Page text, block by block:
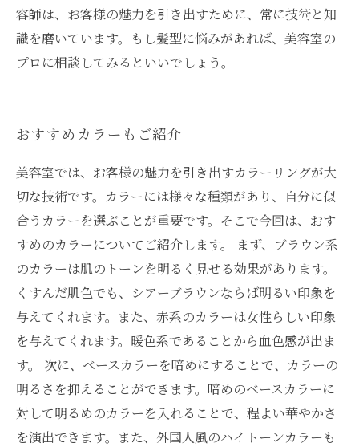
容師は、お客様の魅力を引き出すために、常に技術と知
識を磨いています。もし髪型に悩みがあれば、美容室の
プロに相談してみるといいでしょう。
おすすめカラーもご紹介
美容室では、お客様の魅力を引き出すカラーリングが大
切な技術です。カラーには様々な種類があり、自分に似
合うカラーを選ぶことが重要です。そこで今回は、おす
すめのカラーについてご紹介します。 まず、ブラウン系
のカラーは肌のトーンを明るく見せる効果があります。
くすんだ肌色でも、シアーブラウンならば明るい印象を
与えてくれます。また、赤系のカラーは女性らしい印象
を与えてくれます。暖色系であることから血色感が出ま
す。 次に、ベースカラーを暗めにすることで、カラーの
明るさを抑えることができます。暗めのベースカラーに
対して明るめのカラーを入れることで、程よい華やかさ
を演出できます。また、外国人風のハイトーンカラーも